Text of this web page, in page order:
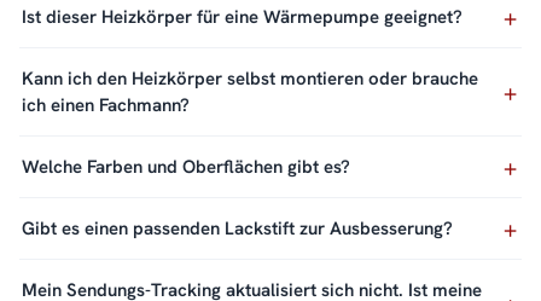
Ist dieser Heizkörper für eine Wärmepumpe geeignet?
Kann ich den Heizkörper selbst montieren oder brauche
ich einen Fachmann?
Welche Farben und Oberflächen gibt es?
Gibt es einen passenden Lackstift zur Ausbesserung?
Mein Sendungs-Tracking aktualisiert sich nicht. Ist meine